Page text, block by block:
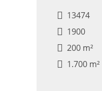
13474
1900
200 m²
1.700 m²